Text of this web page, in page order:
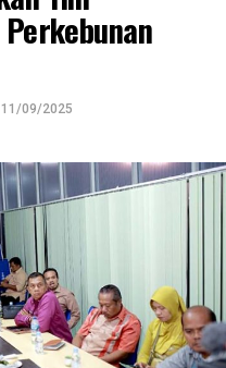
11/09/2025